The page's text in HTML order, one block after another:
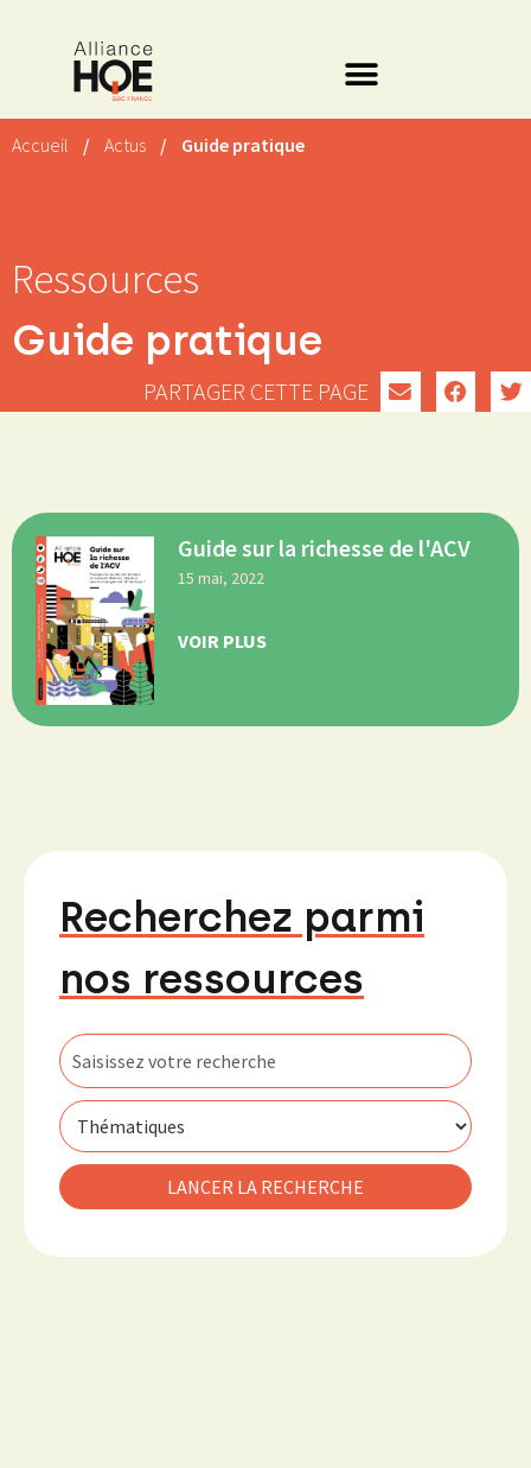
Accueil / Actus / Guide pratique
Ressources
Guide pratique
PARTAGER CETTE PAGE
Guide sur la richesse de l'ACV
15 mai, 2022
VOIR PLUS
Recherchez parmi
nos ressources